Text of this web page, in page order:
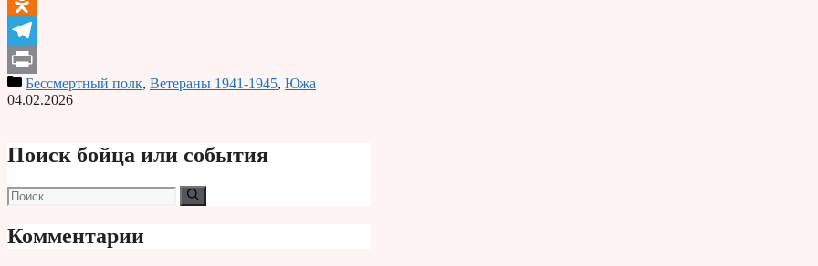
Odnoklassniki
Telegram
PrintБессмертный полк, Ветераны 1941-1945, Южа
04.02.2026
Поиск бойца или события
Поиск:
Комментарии